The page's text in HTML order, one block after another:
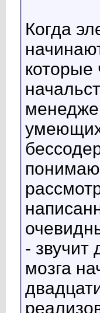
Когда
которые
- звучит
мозга